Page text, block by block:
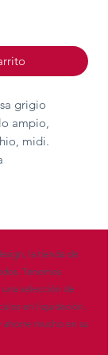
grigio
ampio,
midi.
la tienda de
Tenemos
selección de
en liquidación.
mucho en su